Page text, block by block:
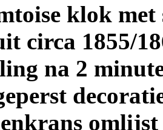
klok
circa 1855/
na 2